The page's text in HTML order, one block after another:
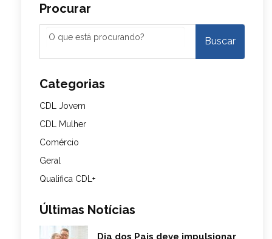
Procurar
Categorias
CDL Jovem
CDL Mulher
Comércio
Geral
Qualifica CDL+
Últimas Notícias
Dia dos Pais deve impulsionar